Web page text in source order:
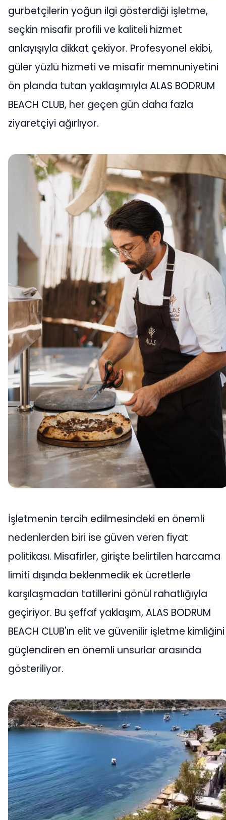
gurbetçilerin yoğun ilgi gösterdiği işletme,
seçkin misafir profili ve kaliteli hizmet
anlayışıyla dikkat çekiyor. Profesyonel ekibi,
güler yüzlü hizmeti ve misafir memnuniyetini
ön planda tutan yaklaşımıyla ALAS BODRUM
BEACH CLUB, her geçen gün daha fazla
ziyaretçiyi ağırlıyor.
İşletmenin tercih edilmesindeki en önemli
nedenlerden biri ise güven veren fiyat
politikası. Misafirler, girişte belirtilen harcama
limiti dışında beklenmedik ek ücretlerle
karşılaşmadan tatillerini gönül rahatlığıyla
geçiriyor. Bu şeffaf yaklaşım, ALAS BODRUM
BEACH CLUB'ın elit ve güvenilir işletme kimliğini
güçlendiren en önemli unsurlar arasında
gösteriliyor.